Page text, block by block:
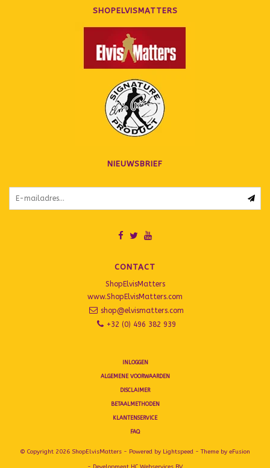
SHOPELVISMATTERS
NIEUWSBRIEF
CONTACT
ShopElvisMatters
www.ShopElvisMatters.com
shop@elvismatters.com
+32 (0) 496 382 939
INLOGGEN
ALGEMENE VOORWAARDEN
DISCLAIMER
BETAALMETHODEN
KLANTENSERVICE
FAQ
© Copyright 2026 ShopElvisMatters - Powered by Lightspeed - Theme by eFusion